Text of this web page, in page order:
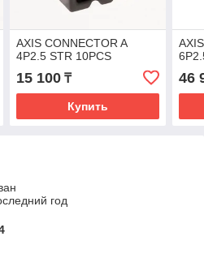
AXIS CONNECTOR A
4P2.5 STR 10PCS
15 100₸
Купить
46
год